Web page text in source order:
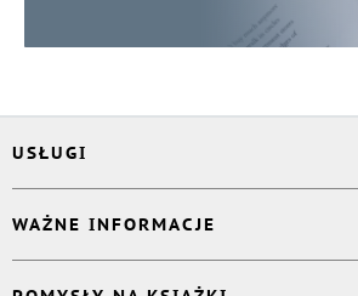
USŁUGI
Korektor
Projektant okładki
WAŻNE INFORMACJE